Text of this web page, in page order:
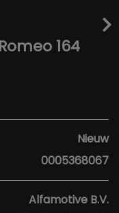
164
Nieuw
0005368067
Alfamotive B.V.